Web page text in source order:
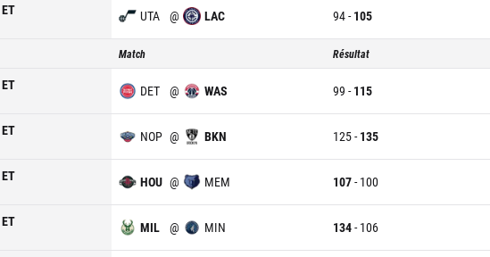
ET UTA @ LAC 94- 105
Match Résultat
ET DET @ WAS 99 - 115
ET NOP @ BKN 125- 135
ET HOU @ MEM 107- 100
ET MIL @ MIN 134- 106